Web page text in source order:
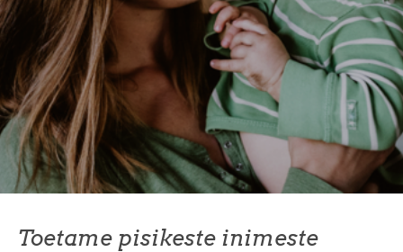
Toetame pisikeste inimeste